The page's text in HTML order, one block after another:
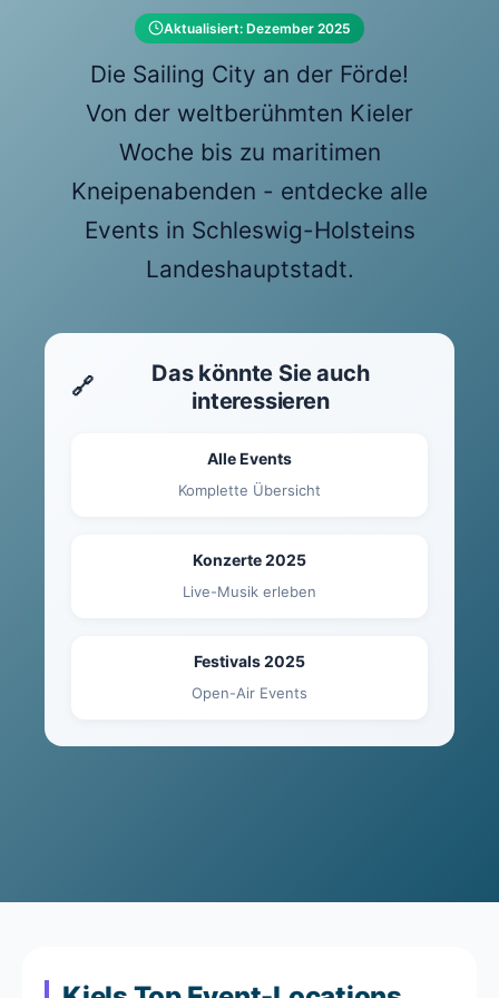
Aktualisiert: Dezember 2025
Die Sailing City an der Förde!
Von der weltberühmten Kieler
Woche bis zu maritimen
Kneipenabenden - entdecke alle
Events in Schleswig-Holsteins
Landeshauptstadt.
🔗
Das könnte Sie auch
interessieren
Alle Events
Komplette Übersicht
Konzerte 2025
Live-Musik erleben
Festivals 2025
Open-Air Events